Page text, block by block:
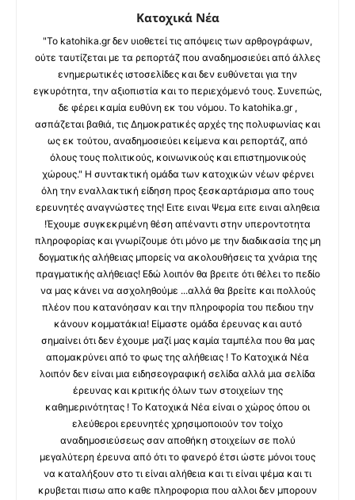
Κατοχικά Νέα
"Το katohika.gr δεν υιοθετεί τις απόψεις των αρθρογράφων,
ούτε ταυτίζεται με τα ρεπορτάζ που αναδημοσιεύει από άλλες
ενημερωτικές ιστοσελίδες και δεν ευθύνεται για την
εγκυρότητα, την αξιοπιστία και το περιεχόμενό τους. Συνεπώς,
δε φέρει καμία ευθύνη εκ του νόμου. Το katohika.gr ,
ασπάζεται βαθιά, τις Δημοκρατικές αρχές της πολυφωνίας και
ως εκ τούτου, αναδημοσιεύει κείμενα και ρεπορτάζ, από
όλους τους πολιτικούς, κοινωνικούς και επιστημονικούς
χώρους." Η συντακτική ομάδα των κατοχικών νέων φέρνει
όλη την εναλλακτική είδηση προς ξεσκαρτάρισμα απο τους
ερευνητές αναγνώστες της! Ειτε ειναι Ψεμα ειτε ειναι αληθεια
!Έχουμε συγκεκριμένη θέση απέναντι στην υπεροντοτητα
πληροφορίας και γνωρίζουμε ότι μόνο με την διαδικασία της μη
δογματικής αλήθειας μπορείς να ακολουθήσεις τα χνάρια της
πραγματικής αλήθειας! Εδώ λοιπόν θα βρειτε ότι θέλει το πεδίο
να μας κάνει να ασχοληθούμε ...αλλά θα βρείτε και πολλούς
πλέον που κατανόησαν και την πληροφορία του πεδιου την
κάνουν κομματάκια! Είμαστε ομάδα έρευνας και αυτό
σημαίνει ότι δεν έχουμε μαζί μας καμία ταμπέλα που θα μας
απομακρύνει από το φως της αλήθειας ! Το Κατοχικά Νέα
λοιπόν δεν είναι μια ειδησεογραφική σελίδα αλλά μια σελίδα
έρευνας και κριτικής όλων των στοιχείων της
καθημερινότητας ! Το Κατοχικά Νέα είναι ο χώρος όπου οι
ελεύθεροι ερευνητές χρησιμοποιούν τον τοίχο
αναδημοσιεύσεως σαν αποθήκη στοιχείων σε πολύ
μεγαλύτερη έρευνα από ότι το φανερό έτσι ώστε μόνοι τους
να καταλήξουν στο τι είναι αλήθεια και τι είναι ψέμα και τι
κρυβεται πισω απο καθε πληροφορια που αλλοι δεν μπορουν